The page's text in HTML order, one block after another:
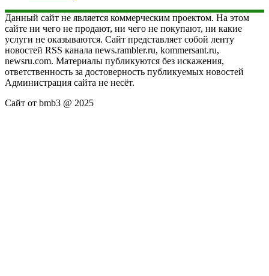
Данный сайт не является коммерческим проектом. На этом
сайте ни чего не продают, ни чего не покупают, ни какие
услуги не оказываются. Сайт представляет собой ленту
новостей RSS канала news.rambler.ru, kommersant.ru,
newsru.com. Материалы публикуются без искажения,
ответственность за достоверность публикуемых новостей
Администрация сайта не несёт.
Сайт от bmb3 @ 2025